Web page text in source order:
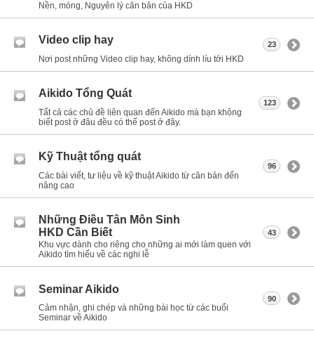
Nền, móng, Nguyên lý căn bản của HKD
Video clip hay
Nơi post những Video clip hay, không dính líu tới HKD
23
Aikido Tổng Quát
Tất cả các chủ đề liên quan đến Aikido mà bạn không
biết post ở đâu đều có thể post ở đây.
123
Kỹ Thuật tổng quát
Các bài viết, tư liệu về kỹ thuật Aikido từ căn bản đến
nâng cao
96
Những Điều Tân Môn Sinh
HKD Cần Biết
Khu vực dành cho riêng cho những ai mới làm quen với
Aikido tìm hiểu về các nghi lễ
43
Seminar Aikido
Cảm nhận, ghi chép và những bài học từ các buổi
Seminar về Aikido
90